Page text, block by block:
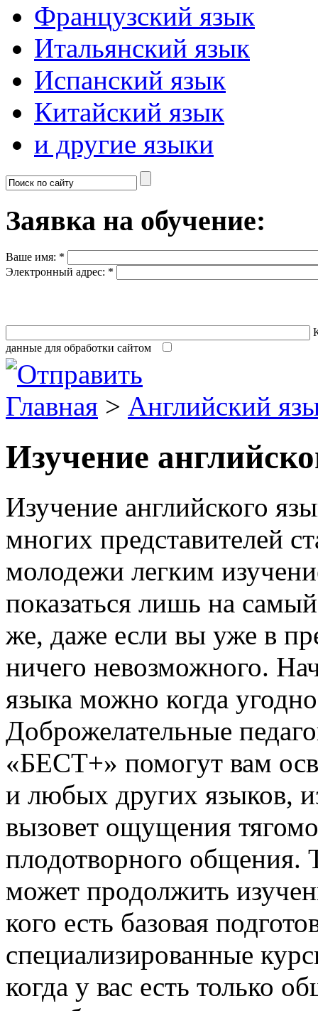
Французский язык
Итальянский язык
Испанский язык
Китайский язык
и другие языки
Заявка на обучение:
Ваше имя: *
Электронный адрес: *
данные для обработки сайтом
Главная > Английский
Изучение
Изучение английского
многих представителей
молодежи легким
показаться лишь на
же, даже если вы уже в
ничего невозможного.
языка можно когда
Доброжелательные
«БЕСТ+» помогут вам
и любых других языков,
вызовет ощущения
плодотворного
может продолжить
кого есть базовая
специализированные
когда у вас есть только